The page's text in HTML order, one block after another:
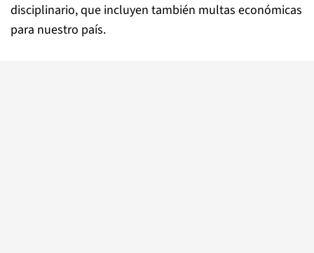
disciplinario, que incluyen también multas económicas
para nuestro país.